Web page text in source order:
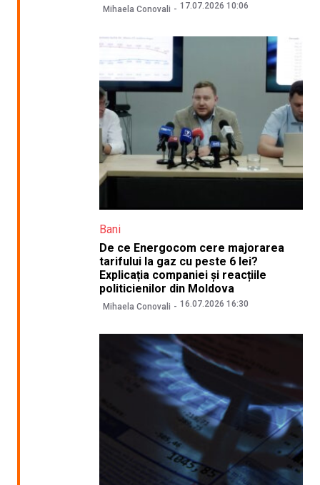
Mihaela Conovali 17.07.2026 10:06
Bani
De ce Energocom cere majorarea
tarifului la gaz cu peste 6 lei?
Explicația companiei și reacțiile
politicienilor din Moldova
Mihaela Conovali 16.07.2026 16:30